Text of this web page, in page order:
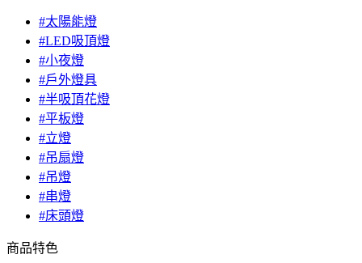
#太陽能燈
#LED吸頂燈
#小夜燈
#戶外燈具
#半吸頂花燈
#平板燈
#立燈
#吊扇燈
#吊燈
#串燈
#床頭燈
商品特色